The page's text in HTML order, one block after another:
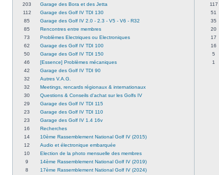
203
Garage des Bora et des Jetta
112
Garage des Golf IV TDI 130
85
Garage des Golf IV 2.0 - 2.3 - V5 - V6 - R32
85
Rencontres entre membres
73
Problèmes Electriques ou Electroniques
62
Garage des Golf IV TDI 100
50
Garage des Golf IV TDI 150
46
[Essence] Problèmes mécaniques
42
Garage des Golf IV TDI 90
32
Autres V.A.G.
32
Meetings, rencards régionaux & internationaux
30
Questions & Conseils d'achat sur les Golfs IV
29
Garage des Golf IV TDI 115
23
Garage des Golf IV TDI 110
23
Garage des Golf IV 1.4 16v
16
Recherches
14
10ème Rassemblement National Golf IV (2015)
12
Audio et électronique embarquée
10
Election de la photo mensuelle des membres
9
14ème Rassemblement National Golf IV (2019)
8
17ème Rassemblement National Golf IV (2024)
117
51
35
20
17
16
5
1